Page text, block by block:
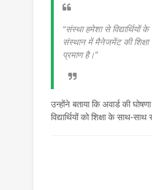
“संस्था हमेशा से
संस्थान में मैनेजमेंट की शिक्षा
प्रमाण है।”
उन्होंने बताया कि अवार्ड की
विद्यार्थियों को शिक्षा के साथ-